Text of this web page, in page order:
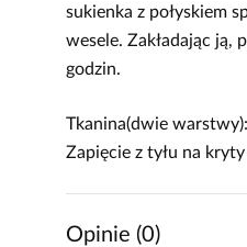
sukienka z połyskiem
wesele. Zakładając ją,
godzin.
Tkanina(dwie
Zapięcie z tyłu na
Opinie (0)